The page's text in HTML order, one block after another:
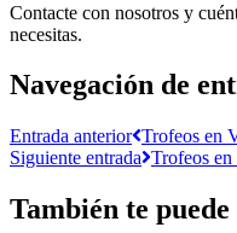
Contacte con nosotros y
necesitas.
Navegación de
Entrada anterior Trofeos en
Siguiente entrada Trofeos
También te